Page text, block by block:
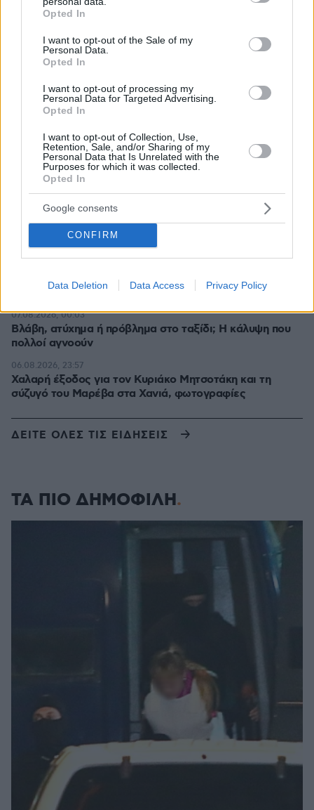
grant or deny consent to Google and its third-party tags to
use your data for below specified purposes in below Google
consent section.
Opted In
I want to opt-out of the Sale of my
Personal Data.
Opted In
I want to opt-out of processing my
Personal Data for Targeted Advertising.
Opted In
I want to opt-out of Collection, Use,
Retention, Sale, and/or Sharing of my
Personal Data that Is Unrelated with the
Purposes for which it was collected.
Opted In
Google consents
CONFIRM
Data Deletion Data Access Privacy Policy
Νεκρός σε πισίνα 24χρονος που κατηγορήθηκε ότι
Συναγερμός στη Σαουδική Αραβία μετά από
οργανώσεις και Χούθι
07.08.2026, 01:21
του έμεινε και «τρομάζει» τους γείτονες
07.08.2026, 00:57
Παιδιά και κατοικίδια: Πώς μαθαίνουμε στα παιδιά να τα
σέβονται
07.08.2026, 00:30
Στο νοσοκομείο 30χρονη μετά από πτώση από τη
γέφυρα της Χαλκίδας
07.08.2026, 00:17
Λίσι μετά την ήττα του ΠΑΟΚ: «Με περισσότερη
σοβαρότητα θα παίρναμε κάτι καλύτερο»
Βλάβη, ατύχημα ή πρόβλημα στο ταξίδι; Η κάλυψη που
πολλοί αγνοούν
07.08.2026, 00:03
Χαλαρή έξοδος για τον Κυριάκο Μητσοτάκη και τη
σύζυγό του Μαρέβα στα Χανιά, φωτογραφίες
06.08.2026, 23:57
ΔΕΙΤΕ ΟΛΕΣ ΤΙΣ ΕΙΔΗΣΕΙΣ
ΤΑ ΠΙΟ ΔΗΜΟΦΙΛΗ